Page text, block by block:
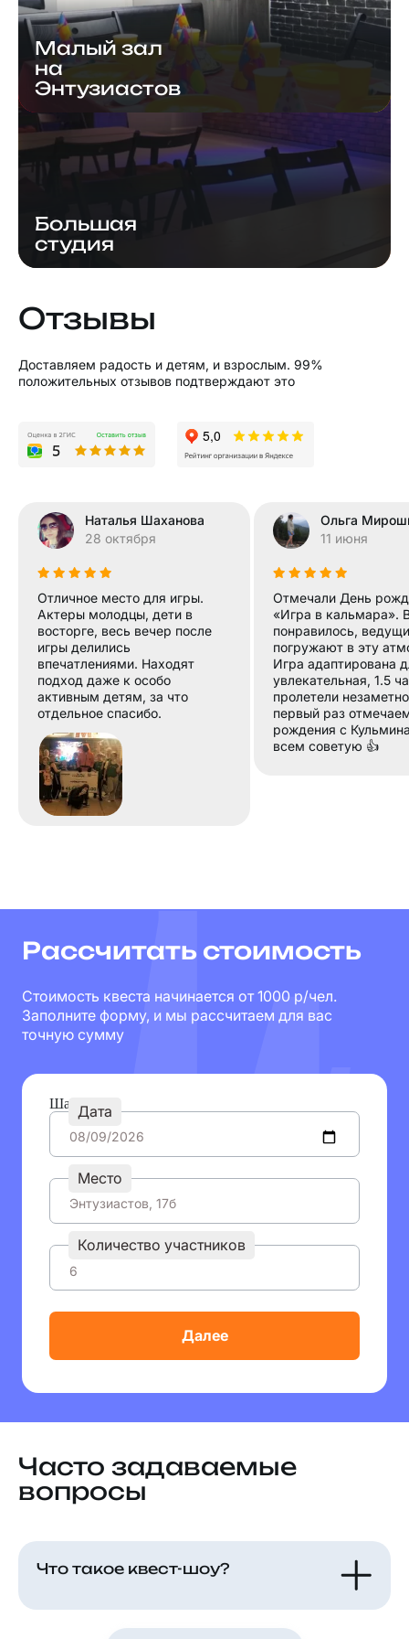
Большая
студия
Малый зал
на
Энтузиастов
Отзывы
Доставляем радость и детям, и взрослым. 99%
положительных отзывов подтверждают это
Наталья Шаханова
28 октября
Отличное место для игры.
Актеры молодцы, дети в
восторге, весь вечер после
игры делились
впечатлениями. Находят
подход даже к особо
активным детям, за что
отдельное спасибо.
Ольга
11 июня
Отмечали День
«Игра в кальмара».
понравилось,
погружают в эту
Игра адаптирована
увлекательная, 1.5
пролетели
первый раз
рождения с
всем советую 👍
Рассчитать стоимость
Стоимость квеста начинается от 1000 р/чел.
Заполните форму, и мы рассчитаем для вас
точную сумму
Шаг 1Дата
Место
Количество участников
Далее
Часто задаваемые
вопросы
Что такое квест-шоу?